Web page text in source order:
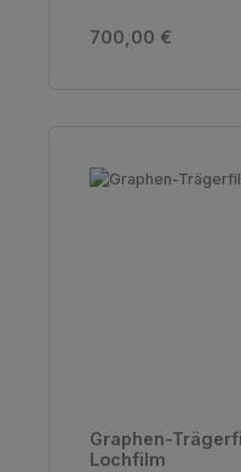
Regulärer Preis:
700,00 €
Graphen-
Lochfilm